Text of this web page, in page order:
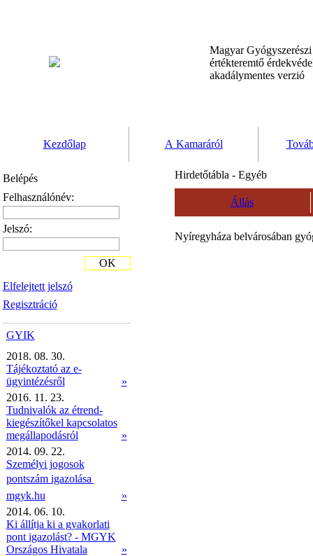
Magyar
értékteremtő
akadálymentes verzió
Kezdőlap A Kamaráról
Belépés
Felhasználónév:
Jelszó:
Elfelejtett jelszó
Regisztráció
OK
GYIK
2018. 08. 30.
Tájékoztató az e-
ügyintézésről
»
2016. 11. 23.
Tudnivalók az étrend-
kiegészítőkel kapcsolatos
megállapodásról
»
2014. 09. 22.
Személyi jogosok
pontszám igazolása 
mgyk.hu
»
2014. 06. 10.
Ki állítja ki a gyakorlati
pont igazolást? - MGYK
Országos Hivatala
»
Hirdetőtábla - Egyéb
Állás
Nyíregyháza belvárosában